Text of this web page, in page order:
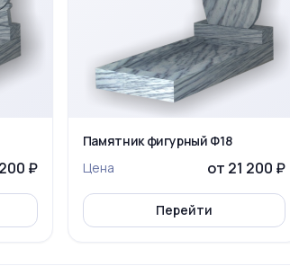
₽
Памятник фигурный Ф18
Цена
от 21 200 ₽
Перейти